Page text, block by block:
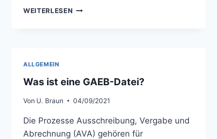
WEITERLESEN GAEB-
IN
OFFICE-
ALLGEMEIN
Was ist eine GAEB-Datei?
Von U. Braun 04/09/2021
Die Prozesse Ausschreibung, Vergabe und
Abrechnung (AVA) gehören für